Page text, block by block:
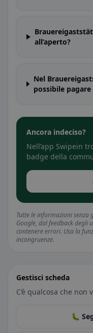
all’aperto?
Nel
possibile pagare
Ancora indeciso?
Nell’app Swipein
badge della
Tutte le informazioni
Google, dal feedback degli
contenere errori. Usa la
incongruenze.
Gestisci scheda
C’è qualcosa che
🐛